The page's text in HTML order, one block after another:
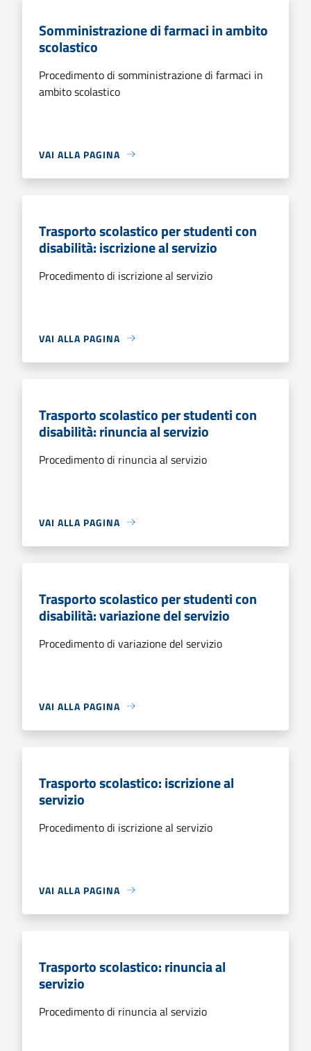
Somministrazione di farmaci in ambito
scolastico
Procedimento di somministrazione di farmaci in
ambito scolastico
VAI ALLA PAGINA
Trasporto scolastico per studenti con
disabilità: iscrizione al servizio
Procedimento di iscrizione al servizio
VAI ALLA PAGINA
Trasporto scolastico per studenti con
disabilità: rinuncia al servizio
Procedimento di rinuncia al servizio
VAI ALLA PAGINA
Trasporto scolastico per studenti con
disabilità: variazione del servizio
Procedimento di variazione del servizio
VAI ALLA PAGINA
Trasporto scolastico: iscrizione al
servizio
Procedimento di iscrizione al servizio
VAI ALLA PAGINA
Trasporto scolastico: rinuncia al
servizio
Procedimento di rinuncia al servizio